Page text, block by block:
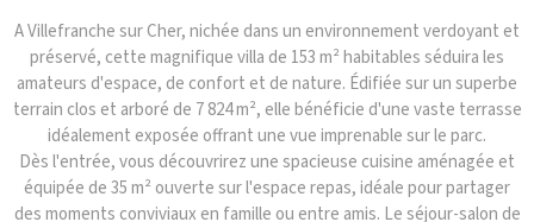
A Villefranche sur Cher, nichée dans un environnement verdoyant et
préservé, cette magnifique villa de 153 m² habitables séduira les
amateurs d'espace, de confort et de nature. Édifiée sur un superbe
terrain clos et arboré de 7 824 m², elle bénéficie d'une vaste terrasse
idéalement exposée offrant une vue imprenable sur le parc.
Dès l'entrée, vous découvrirez une spacieuse cuisine aménagée et
équipée de 35 m² ouverte sur l'espace repas, idéale pour partager
des moments conviviaux en famille ou entre amis. Le séjour-salon de